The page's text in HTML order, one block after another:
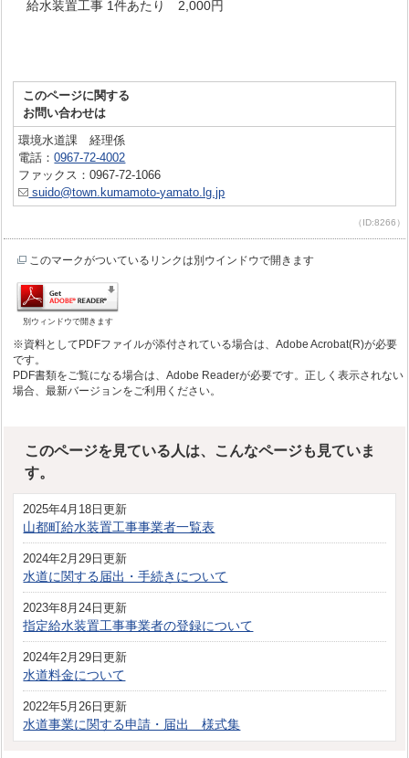
給水装置工事 1件あたり 2,000円
このページに関する
お問い合わせは
環境水道課 経理係
電話：0967-72-4002
ファックス：0967-72-1066
suido@town.kumamoto-yamato.lg.jp
（ID:8266）
このマークがついているリンクは別ウインドウで開きます
別ウィンドウで開きます
※資料としてPDFファイルが添付されている場合は、Adobe Acrobat(R)が必要
です。
PDF書類をご覧になる場合は、Adobe Readerが必要です。正しく表示されない
場合、最新バージョンをご利用ください。
このページを見ている人は、こんなページも見ていま
す。
2025年4月18日更新
山都町給水装置工事事業者一覧表
2024年2月29日更新
水道に関する届出・手続きについて
2023年8月24日更新
指定給水装置工事事業者の登録について
2024年2月29日更新
水道料金について
2022年5月26日更新
水道事業に関する申請・届出 様式集